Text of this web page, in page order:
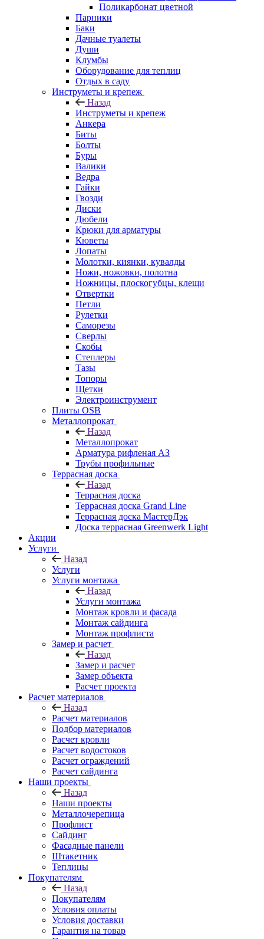
Поликарбонат цветной
Парники
Баки
Дачные туалеты
Души
Клумбы
Оборудование для теплиц
Отдых в саду
Инструметы и крепеж
Назад
Инструметы и крепеж
Анкера
Биты
Болты
Буры
Валики
Ведра
Гайки
Гвозди
Диски
Дюбели
Крюки для арматуры
Кюветы
Лопаты
Молотки, киянки, кувалды
Ножи, ножовки, полотна
Ножницы, плоскогубцы, клещи
Отвертки
Петли
Рулетки
Саморезы
Сверлы
Скобы
Степлеры
Тазы
Топоры
Щетки
Электроинструмент
Плиты OSB
Металлопрокат
Назад
Металлопрокат
Арматура рифленая АЗ
Трубы профильные
Террасная доска
Назад
Террасная доска
Террасная доска Grand Line
Террасная доска МастерДэк
Доска террасная Greenwerk Light
Акции
Услуги
Назад
Услуги
Услуги монтажа
Назад
Услуги монтажа
Монтаж кровли и фасада
Монтаж сайдинга
Монтаж профлиста
Замер и расчет
Назад
Замер и расчет
Замер объекта
Расчет проекта
Расчет материалов
Назад
Расчет материалов
Подбор материалов
Расчет кровли
Расчет водостоков
Расчет ограждений
Расчет сайдинга
Наши проекты
Назад
Наши проекты
Металлочерепица
Профлист
Сайдинг
Фасадные панели
Штакетник
Теплицы
Покупателям
Назад
Покупателям
Условия оплаты
Условия доставки
Гарантия на товар